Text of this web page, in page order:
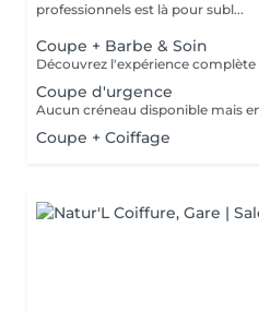
professionnels est là pour subl...
Coupe + Barbe & Soin
Coupe d'urgence
Coupe + Coiffage